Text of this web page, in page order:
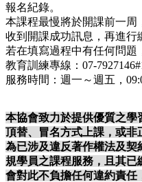
報名紀錄。
本課程最慢將於開課前一周
收到開課成功訊息，再進行
若在填寫過程中有任何問題
教育訓練專線：07-
服務時間：週一～週五，
本協會致力於提供優質之學
頂替、冒名方式上課，或
為已涉及違反著作權法及
規學員之課程服務，且其
會對此不負擔任何違約責任